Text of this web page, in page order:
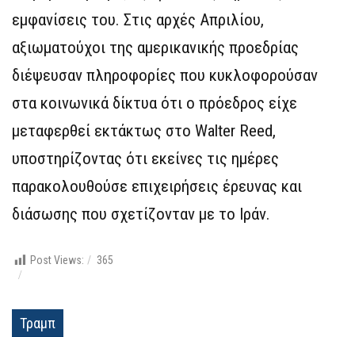
εμφανίσεις του. Στις αρχές Απριλίου,
αξιωματούχοι της αμερικανικής προεδρίας
διέψευσαν πληροφορίες που κυκλοφορούσαν
στα κοινωνικά δίκτυα ότι ο πρόεδρος είχε
μεταφερθεί εκτάκτως στο Walter Reed,
υποστηρίζοντας ότι εκείνες τις ημέρες
παρακολουθούσε επιχειρήσεις έρευνας και
διάσωσης που σχετίζονταν με το Ιράν.
Post Views: 365
Τραμπ